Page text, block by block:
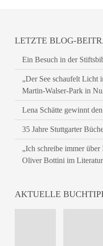
LETZTE BLOG-
Ein Besuch in der
„Der See schaufelt Licht
Martin-Walser-Park in
Lena Schätte gewinnt
35 Jahre Stuttgarter
„Ich schreibe immer
Oliver Bottini im
AKTUELLE